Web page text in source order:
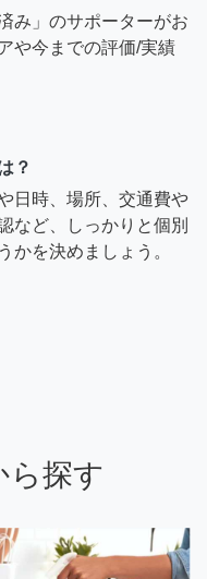
み」のサポーターがお
や今までの評価/実績
？
日時、場所、交通費や
など、しっかりと個別
かを決めましょう。
ら探す